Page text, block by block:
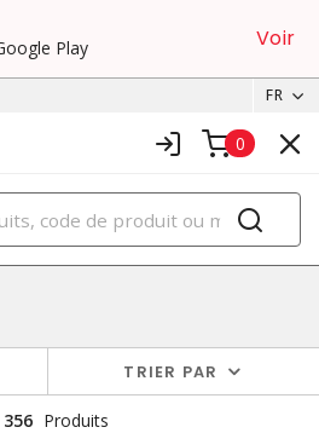
Play
Voir
FR
0
PRODUITS
TRIER PAR
356 Produits